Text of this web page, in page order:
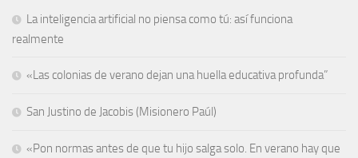
La inteligencia artificial no piensa como tú: así funciona
realmente
«Las colonias de verano dejan una huella educativa profunda”
San Justino de Jacobis (Misionero Paúl)
«Pon normas antes de que tu hijo salga solo. En verano hay que